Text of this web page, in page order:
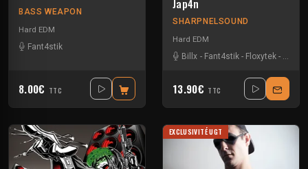
BASS WEAPON
Hard EDM
Fant4stik
8.00€ TTC
Jap4n
SHARPNELSOUND
Hard EDM
Billx - Fant4stik - Floxytek -
13.90€ TTC
EXCLUSIVITÉ UGT